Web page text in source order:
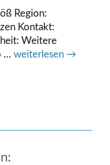
Region:
Kontakt:
Weitere
… weiterlesen →